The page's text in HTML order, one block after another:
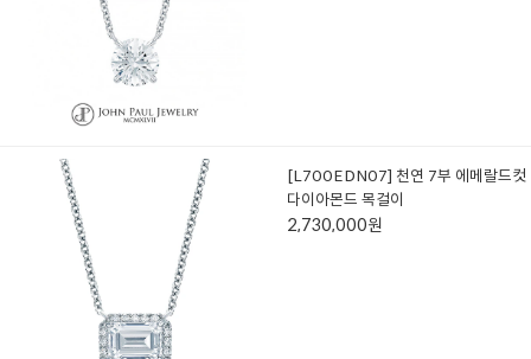
[L700EDN07] 천연 7부 에메랄드컷
다이아몬드 목걸이
2,730,000원